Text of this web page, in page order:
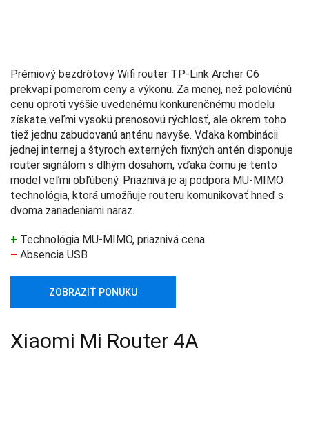
Prémiový bezdrôtový Wifi router TP-Link Archer C6
prekvapí pomerom ceny a výkonu. Za menej, než polovičnú
cenu oproti vyššie uvedenému konkurenčnému modelu
získate veľmi vysokú prenosovú rýchlosť, ale okrem toho
tiež jednu zabudovanú anténu navyše. Vďaka kombinácii
jednej internej a štyroch externých fixných antén disponuje
router signálom s dlhým dosahom, vďaka čomu je tento
model veľmi obľúbený. Priaznivá je aj podpora MU-MIMO
technológia, ktorá umožňuje routeru komunikovať hneď s
dvoma zariadeniami naraz.
+ Technológia MU-MIMO, priaznivá cena
– Absencia USB
ZOBRAZIŤ PONUKU
Xiaomi Mi Router 4A